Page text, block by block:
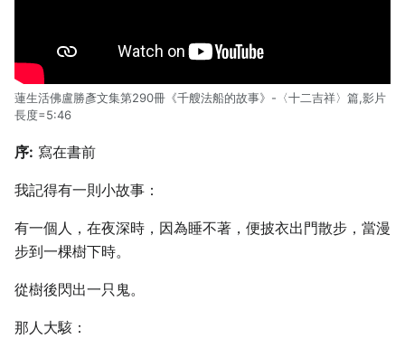
蓮生活佛盧勝彥文集第290冊《千艘法船的故事》-〈十二吉祥〉篇,影片
長度=5:46
序: 寫在書前
我記得有一則小故事：
有一個人，在夜深時，因為睡不著，便披衣出門散步，當漫
步到一棵樹下時。
從樹後閃出一只鬼。
那人大駭：